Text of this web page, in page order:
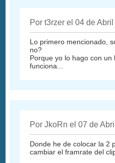
Por t3rzer el 04 de
Lo primero mencionado,
no?
Porque yo lo hago con un
funciona...
Por JkoRn el 07 de
Donde he de colocar la 2
cambiar el framrate del